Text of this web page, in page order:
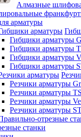
Алмазные
арматуры
Гибщики арматуры
Гибщики арматуры
Гибщики арматуры
Гибщики арматуры
Резчики арматуры
Резчики арматуры
Резчики арматуры
Резчики арматуры
станки